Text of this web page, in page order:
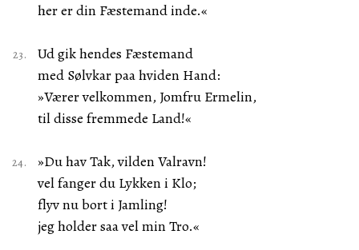
her er din Fæstemand inde.«
Ud gik hendes Fæstemand
med Sølvkar paa hviden Hand:
»Værer velkommen, Jomfru Ermelin,
til disse fremmede Land!«
»Du hav Tak, vilden Valravn!
vel fanger du Lykken i Klo;
flyv nu bort i Jamling!
jeg holder saa vel min Tro.«